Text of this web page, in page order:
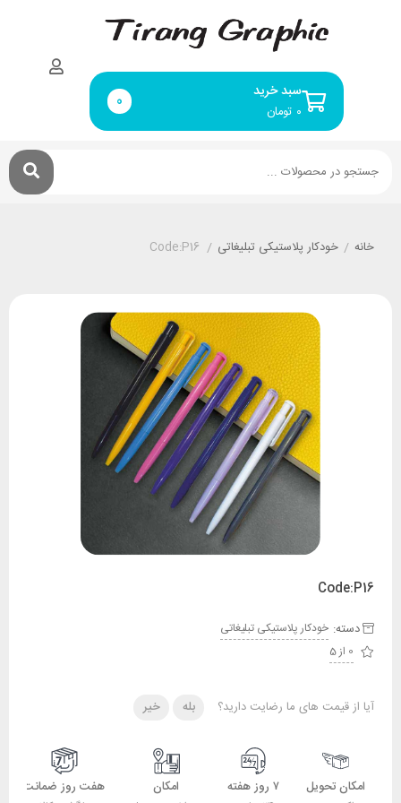
سبد خرید
تومان ۰ 0
خانه / خودکار پلاستیکی تبلیغاتی /
Code:P16
Code:P16
دسته: خودکار پلاستیکی تبلیغاتی
0 از 5
آیا از قیمت های ما رضایت دارید؟ بله خیر
امکان تحویل ۷ روز هفته امکان هفت روز ضمانت